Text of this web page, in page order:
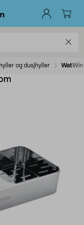
og dusjhyller